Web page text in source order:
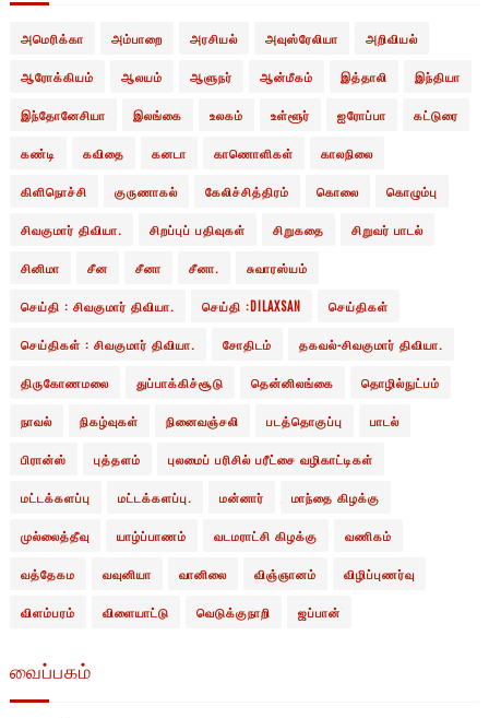
அமெரிக்கா அம்பாறை அரசியல் அவுஸ்ரேலியா அறிவியல்
ஆரோக்கியம் ஆலயம் ஆளுநர் ஆன்மீகம் இத்தாலி இந்தியா
இந்தோனேசியா இலங்கை உலகம் உள்ளூர் ஐரோப்பா கட்டுரை
கண்டி கவிதை கனடா காணொளிகள் காலநிலை
கிளிநொச்சி குருணாகல் கேலிச்சித்திரம் கொலை கொழும்பு
சிவகுமார் திவியா. சிறப்புப் பதிவுகள் சிறுகதை சிறுவர் பாடல்
சினிமா சீன சீனா சீனா. சுவாரஸ்யம்
செய்தி : சிவகுமார் திவியா. செய்தி :DILAXSAN செய்திகள்
செய்திகள் : சிவகுமார் திவியா. சோதிடம் தகவல்-சிவகுமார் திவியா.
திருகோணமலை துப்பாக்கிச்சூடு தென்னிலங்கை தொழில்நுட்பம்
நாவல் நிகழ்வுகள் நினைவஞ்சலி படத்தொகுப்பு பாடல்
பிரான்ஸ் புத்தளம் புலமைப் பரிசில் பரீட்சை வழிகாட்டிகள்
மட்டக்களப்பு மட்டக்களப்பு. மன்னார் மாந்தை கிழக்கு
முல்லைத்தீவு யாழ்ப்பாணம் வடமராட்சி கிழக்கு வணிகம்
வத்தேகம வவுனியா வானிலை விஞ்ஞானம் விழிப்புணர்வு
விளம்பரம் விளையாட்டு வெடுக்குநாறி ஜப்பான்
வைப்பகம்